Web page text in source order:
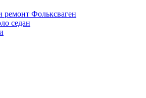
Фольксваген
седан